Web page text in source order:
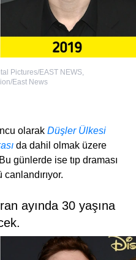
Pictures/EAST NEWS,
East News
olarak Düşler Ülkesi
da dahil olmak üzere
günlerde ise tıp draması
canlandırıyor.
ayında 30 yaşına